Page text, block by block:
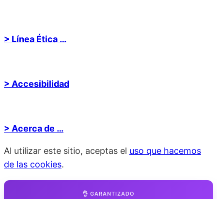
> Línea Ética …
> Accesibilidad
> Acerca de …
Al utilizar este sitio, aceptas el uso que hacemos
de las cookies.
👌 GARANTIZADO